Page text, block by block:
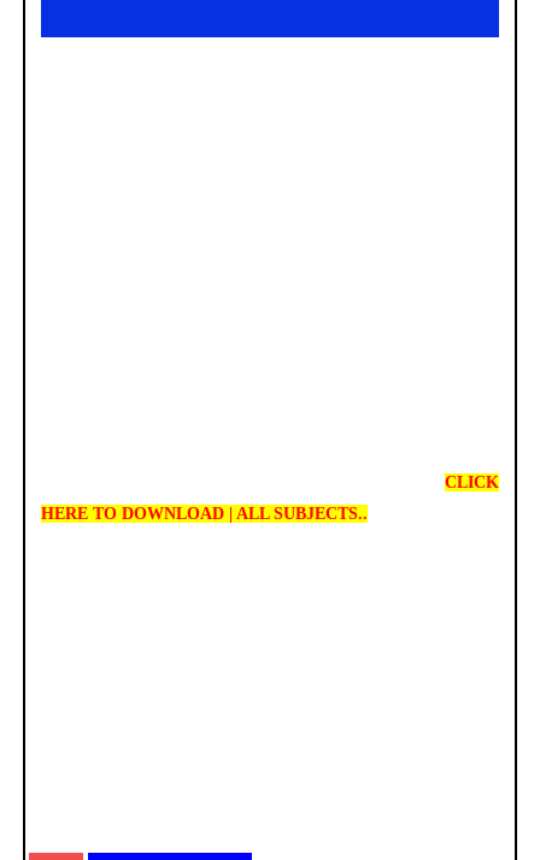
CLICK
HERE TO DOWNLOAD | ALL SUBJECTS..